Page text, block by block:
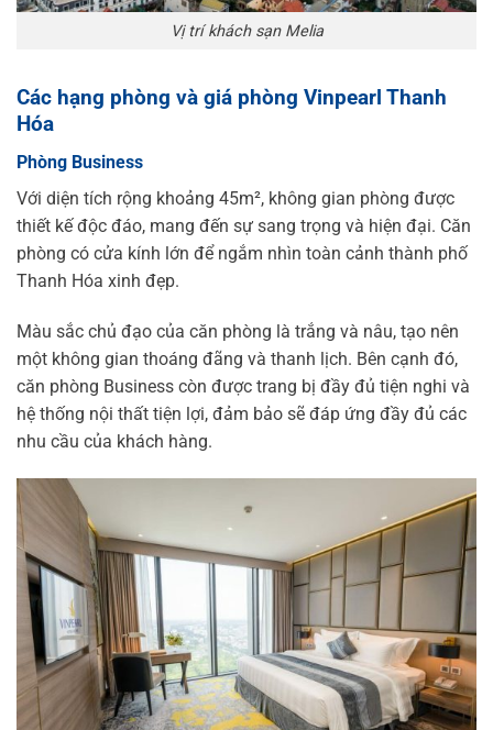
Vị trí khách sạn Melia
Các hạng phòng và giá phòng Vinpearl Thanh
Hóa
Phòng Business
Với diện tích rộng khoảng 45m², không gian phòng được
thiết kế độc đáo, mang đến sự sang trọng và hiện đại. Căn
phòng có cửa kính lớn để ngắm nhìn toàn cảnh thành phố
Thanh Hóa xinh đẹp.
Màu sắc chủ đạo của căn phòng là trắng và nâu, tạo nên
một không gian thoáng đãng và thanh lịch. Bên cạnh đó,
căn phòng Business còn được trang bị đầy đủ tiện nghi và
hệ thống nội thất tiện lợi, đảm bảo sẽ đáp ứng đầy đủ các
nhu cầu của khách hàng.